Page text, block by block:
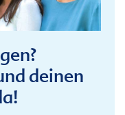
deinen